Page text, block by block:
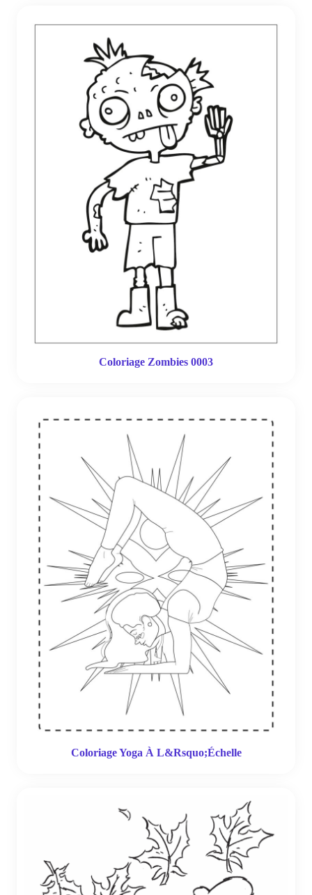
Coloriage Zombies 0003
Coloriage Yoga À L&Rsquo;Échelle